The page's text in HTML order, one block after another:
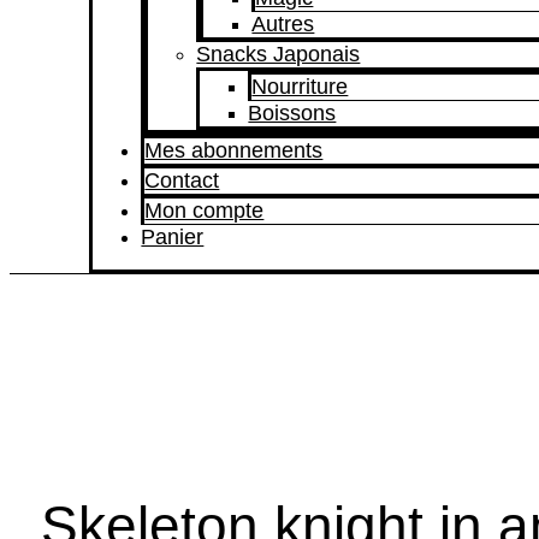
Autres
Snacks Japonais
Nourriture
Boissons
Mes abonnements
Contact
Mon compte
Panier
Skeleton knight in